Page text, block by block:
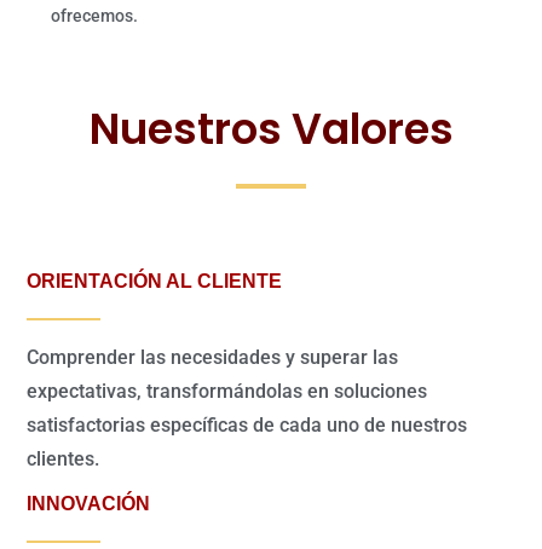
ofrecemos.
Nuestros Valores
ORIENTACIÓN AL CLIENTE
Comprender las necesidades y superar las
expectativas, transformándolas en soluciones
satisfactorias específicas de cada uno de nuestros
clientes.
INNOVACIÓN